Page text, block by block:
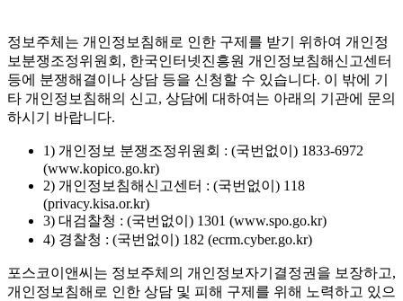
정보주체는 개인정보침해로 인한 구제를 받기 위하여 개인정
보분쟁조정위원회, 한국인터넷진흥원 개인정보침해신고센터
등에 분쟁해결이나 상담 등을 신청할 수 있습니다. 이 밖에 기
타 개인정보침해의 신고, 상담에 대하여는 아래의 기관에 문의
하시기 바랍니다.
1) 개인정보 분쟁조정위원회 : (국번없이) 1833-6972
(www.kopico.go.kr)
2) 개인정보침해신고센터 : (국번없이) 118
(privacy.kisa.or.kr)
3) 대검찰청 : (국번없이) 1301 (www.spo.go.kr)
4) 경찰청 : (국번없이) 182 (ecrm.cyber.go.kr)
포스코이앤씨는 정보주체의 개인정보자기결정권을 보장하고,
개인정보침해로 인한 상담 및 피해 구제를 위해 노력하고 있으